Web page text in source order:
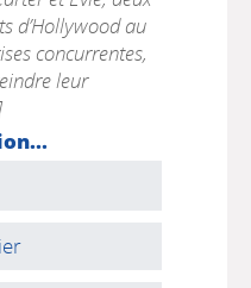
d’Hollywood au
concurrentes,
leur